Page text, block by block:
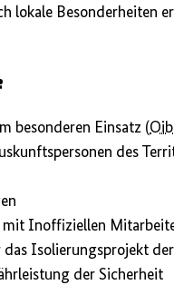
lokale Besonderheiten
besonderen Einsatz (
des
Inoffiziellen
Isolierungsprojekt
der Sicherheit